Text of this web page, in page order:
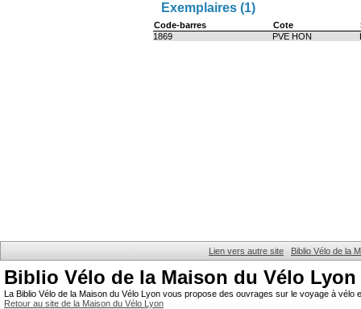
Exemplaires (1)
Code-barres Cote
1869
PVE HON
Lien vers autre site Biblio Vélo de la
Biblio Vélo de la Maison du Vélo Lyon
La Biblio Vélo de la Maison du Vélo Lyon vous propose des ouvrages sur le voyage à
Retour au site de la Maison du Vélo Lyon